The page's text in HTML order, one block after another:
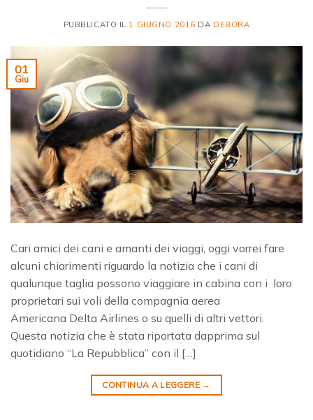
PUBBLICATO IL 1 GIUGNO 2016 DA DEBORA
01
Giu
Cari amici dei cani e amanti dei viaggi, oggi vorrei fare
alcuni chiarimenti riguardo la notizia che i cani di
qualunque taglia possono viaggiare in cabina con i loro
proprietari sui voli della compagnia aerea
Americana Delta Airlines o su quelli di altri vettori.
Questa notizia che è stata riportata dapprima sul
quotidiano “La Repubblica” con il […]
CONTINUA A LEGGERE →